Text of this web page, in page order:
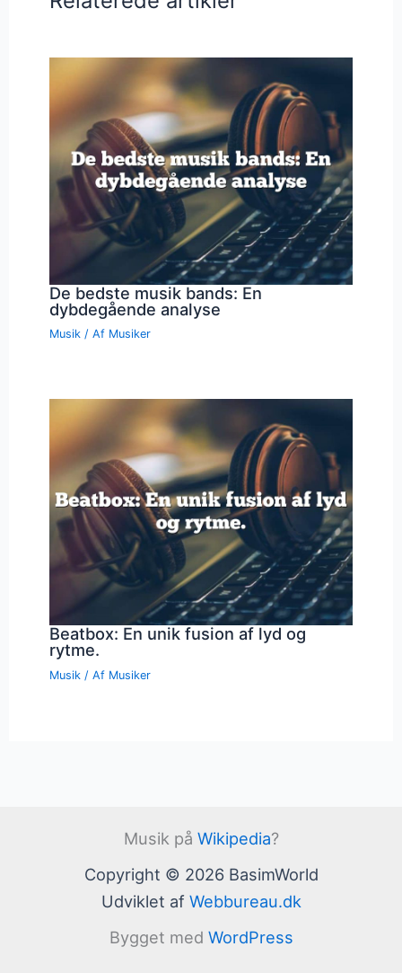
De bedste musik bands: En
dybdegående analyse
Musik / Af Musiker
Beatbox: En unik fusion af lyd og
rytme.
Musik / Af Musiker
Musik på Wikipedia?
Copyright © 2026 BasimWorld
Udviklet af Webbureau.dk
Bygget med WordPress